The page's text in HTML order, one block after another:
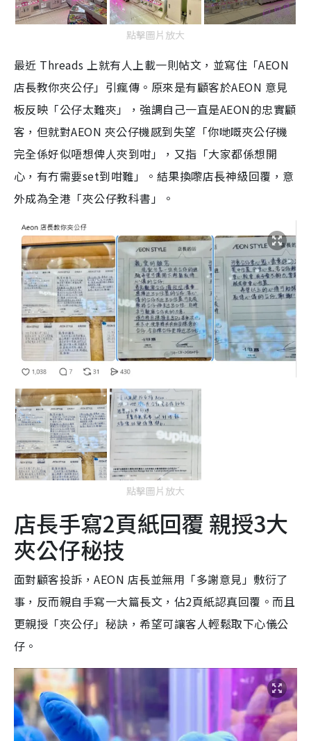
點擊圖片放大
最近 Threads 上就有人上載一則帖文，並寫住「AEON
店長教你夾公仔」引瘋傳。原來是有顧客於AEON 意見
板反映「公仔太難夾」，強調自己一直是AEON的忠實顧
客，但就對AEON 夾公仔機感到失望「你哋嘅夾公仔機
完全係好似唔想俾人夾到咁」，又指「大家都係想開
心，有冇需要set到咁難」。結果換嚟店長神級回覆，意
外成為全港「夾公仔教科書」。
點擊圖片放大
店長手寫2頁紙回覆 親授3大
夾公仔秘技
面對顧客投訴，AEON 店長並無用「多謝意見」敷衍了
事，反而親自手寫一大篇長文，佔2頁紙認真回覆。而且
更親授「夾公仔」秘訣，希望可讓客人輕鬆取下心儀公
仔。